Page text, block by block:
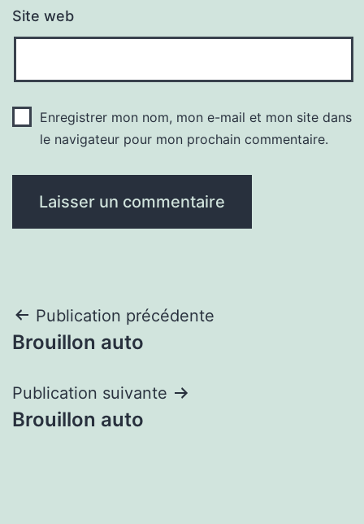
Site web
Enregistrer mon nom, mon e-mail et mon site dans
le navigateur pour mon prochain commentaire.
Navigation
de
l’article
Publication précédente
Brouillon auto
Publication suivante
Brouillon auto